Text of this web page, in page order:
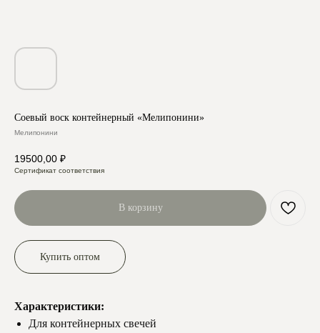
Соевый воск контейнерный «Мелипонини»
Мелипонини
19500,00 ₽
Сертификат соответствия
В корзину
Купить оптом
Характеристики:
Для контейнерных свечей